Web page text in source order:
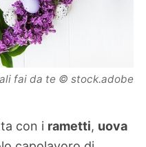
fai da te © stock.adobe
con i rametti, uova